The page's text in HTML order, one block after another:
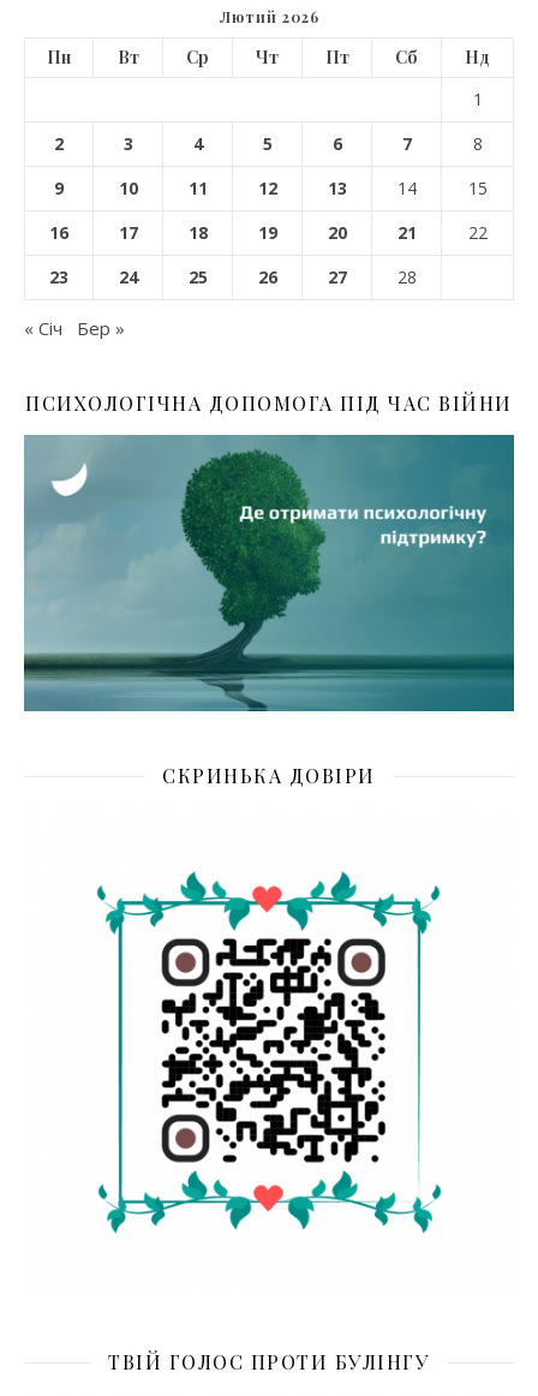
Лютий 2026
Пн Вт Ср Чт Пт Сб
Нд
1
2
3 4 5 6 7
8
9
10 11 12 13 14
15
16
17 18 19 20 21
22
23
24 25 26 27 28
« Січ Бер »
ПСИХОЛОГІЧНА ДОПОМОГА ПІД ЧАС ВІЙНИ
СКРИНЬКА ДОВІРИ
ТВІЙ ГОЛОС ПРОТИ БУЛІНГУ